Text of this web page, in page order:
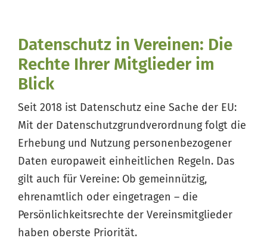
Datenschutz in Vereinen: Die
Rechte Ihrer Mitglieder im
Blick
Seit 2018 ist Datenschutz eine Sache der EU:
Mit der Datenschutzgrundverordnung folgt die
Erhebung und Nutzung personenbezogener
Daten europaweit einheitlichen Regeln. Das
gilt auch für Vereine: Ob gemeinnützig,
ehrenamtlich oder eingetragen – die
Persönlichkeitsrechte der Vereinsmitglieder
haben oberste Priorität.